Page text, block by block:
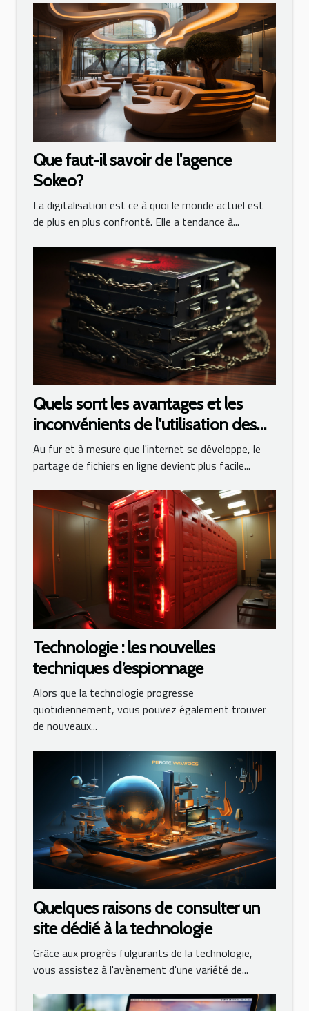
Que faut-il savoir de l'agence
Sokeo?
La digitalisation est ce à quoi le monde actuel est
de plus en plus confronté. Elle a tendance à...
Quels sont les avantages et les
inconvénients de l'utilisation des
torrents ?
Au fur et à mesure que l'internet se développe, le
partage de fichiers en ligne devient plus facile...
Technologie : les nouvelles
techniques d’espionnage
Alors que la technologie progresse
quotidiennement, vous pouvez également trouver
de nouveaux...
Quelques raisons de consulter un
site dédié à la technologie
Grâce aux progrès fulgurants de la technologie,
vous assistez à l'avènement d'une variété de...